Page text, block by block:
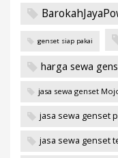
genset siap pakai
harga sewa
jasa sewa genset
jasa sewa genset
jasa sewa genset